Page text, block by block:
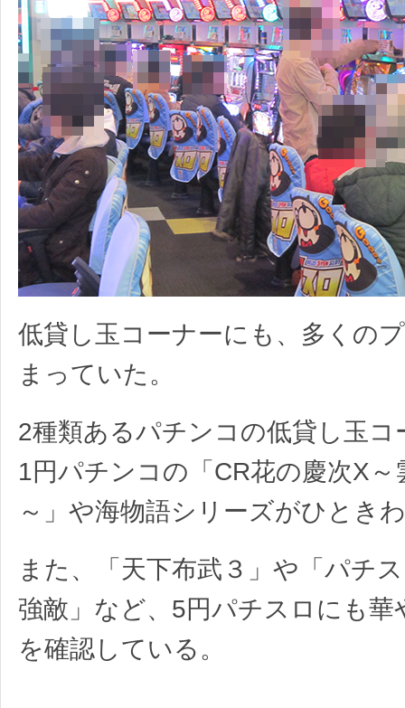
低貸し玉コーナーにも、多くの
まっていた。
2種類あるパチンコの低貸し玉コ
1円パチンコの「CR花の慶次X
～」や海物語シリーズがひとき
また、「天下布武３」や「パチ
強敵」など、5円パチスロにも華
を確認している。